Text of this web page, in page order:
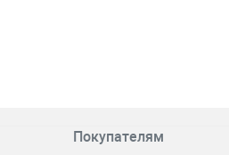
Покупателям